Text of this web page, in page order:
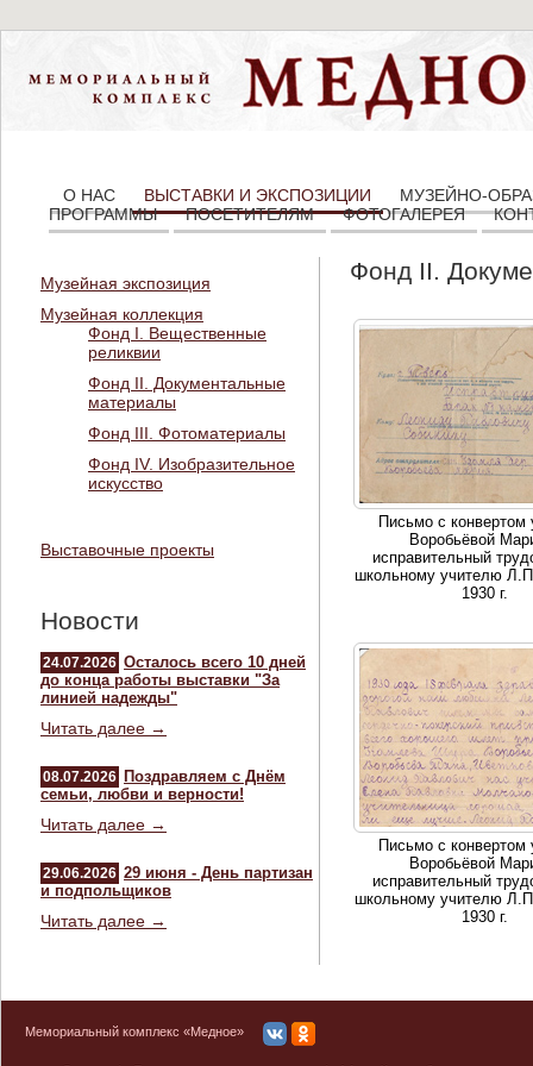
О НАС ВЫСТАВКИ И ЭКСПОЗИЦИИ
МУЗЕЙНО-
ПРОГРАММЫ
ПОСЕТИТЕЛЯМ ФОТОГАЛЕРЕЯ
Музейная экспозиция
Музейная коллекция
Фонд I. Вещественные
реликвии
Фонд II. Документальные
материалы
Фонд III. Фотоматериалы
Фонд IV. Изобразительное
искусство
Выставочные проекты
Новости
24.07.2026 Осталось всего 10 дней
до конца работы выставки "За
линией надежды"
Читать далее →
08.07.2026 Поздравляем с Днём
семьи, любви и верности!
Читать далее →
29.06.2026 29 июня - День партизан
и подпольщиков
Читать далее →
Фонд II.
Письмо с конвертом
Воробьёвой
исправительный
школьному учителю
1930 г.
Письмо с конвертом
Воробьёвой
исправительный
школьному учителю
1930 г.
Мемориальный комплекс «Медное»